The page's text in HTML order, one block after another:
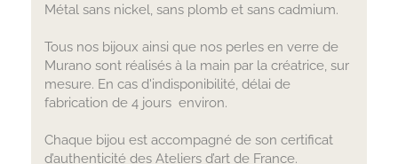
Métal sans nickel, sans plomb et sans cadmium.
Tous nos bijoux ainsi que nos perles en verre de
Murano sont réalisés à la main par la créatrice, sur
mesure. En cas d'indisponibilité, délai de
fabrication de 4 jours environ.
Chaque bijou est accompagné de son certificat
d’authenticité des Ateliers d’art de France.